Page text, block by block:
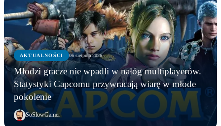
AKTUALNOŚCI 06 sierpnia 2026
Młodzi gracze nie wpadli w nałóg multiplayerów.
Statystyki Capcomu przywracają wiarę w młode
pokolenie
SoSlowGamer